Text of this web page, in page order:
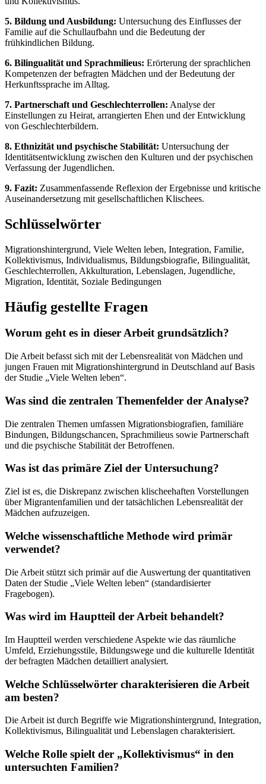
5. Bildung und Ausbildung: Untersuchung des Einflusses der
Familie auf die Schullaufbahn und die Bedeutung der
frühkindlichen Bildung.
6. Bilingualität und Sprachmilieus: Erörterung der sprachlichen
Kompetenzen der befragten Mädchen und der Bedeutung der
Herkunftssprache im Alltag.
7. Partnerschaft und Geschlechterrollen: Analyse der
Einstellungen zu Heirat, arrangierten Ehen und der Entwicklung
von Geschlechterbildern.
8. Ethnizität und psychische Stabilität: Untersuchung der
Identitätsentwicklung zwischen den Kulturen und der psychischen
Verfassung der Jugendlichen.
9. Fazit: Zusammenfassende Reflexion der Ergebnisse und kritische
Auseinandersetzung mit gesellschaftlichen Klischees.
Schlüsselwörter
Migrationshintergrund, Viele Welten leben, Integration, Familie,
Kollektivismus, Individualismus, Bildungsbiografie, Bilingualität,
Geschlechterrollen, Akkulturation, Lebenslagen, Jugendliche,
Migration, Identität, Soziale Bedingungen
Häufig gestellte Fragen
Worum geht es in dieser Arbeit grundsätzlich?
Die Arbeit befasst sich mit der Lebensrealität von Mädchen und
jungen Frauen mit Migrationshintergrund in Deutschland auf Basis
der Studie „Viele Welten leben“.
Was sind die zentralen Themenfelder der Analyse?
Die zentralen Themen umfassen Migrationsbiografien, familiäre
Bindungen, Bildungschancen, Sprachmilieus sowie Partnerschaft
und die psychische Stabilität der Betroffenen.
Was ist das primäre Ziel der Untersuchung?
Ziel ist es, die Diskrepanz zwischen klischeehaften Vorstellungen
über Migrantenfamilien und der tatsächlichen Lebensrealität der
Mädchen aufzuzeigen.
Welche wissenschaftliche Methode wird primär
verwendet?
Die Arbeit stützt sich primär auf die Auswertung der quantitativen
Daten der Studie „Viele Welten leben“ (standardisierter
Fragebogen).
Was wird im Hauptteil der Arbeit behandelt?
Im Hauptteil werden verschiedene Aspekte wie das räumliche
Umfeld, Erziehungsstile, Bildungswege und die kulturelle Identität
der befragten Mädchen detailliert analysiert.
Welche Schlüsselwörter charakterisieren die Arbeit
am besten?
Die Arbeit ist durch Begriffe wie Migrationshintergrund, Integration,
Kollektivismus, Bilingualität und Lebenslagen charakterisiert.
Welche Rolle spielt der „Kollektivismus“ in den
untersuchten Familien?